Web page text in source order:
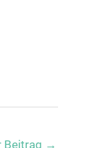
Beitrag →